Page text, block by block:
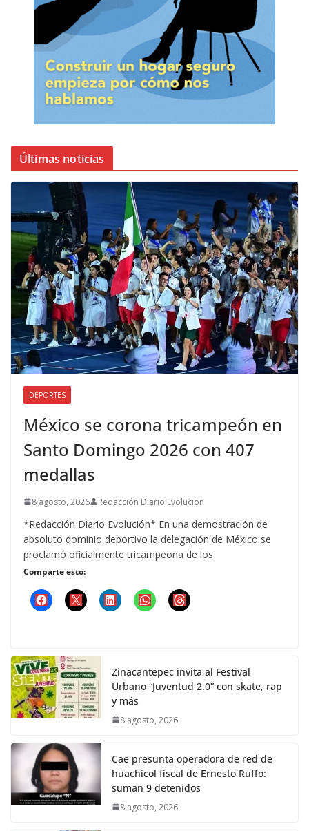
Últimas noticias
DEPORTES
México se corona tricampeón en
Santo Domingo 2026 con 407
medallas
8 agosto, 2026 Redacción Diario Evolucion
*Redacción Diario Evolución* En una demostración de
absoluto dominio deportivo la delegación de México se
proclamó oficialmente tricampeona de los
Comparte esto:
Zinacantepec invita al Festival
Urbano “Juventud 2.0” con skate, rap
y más
8 agosto, 2026
Cae presunta operadora de red de
huachicol fiscal de Ernesto Ruffo:
suman 9 detenidos
8 agosto, 2026